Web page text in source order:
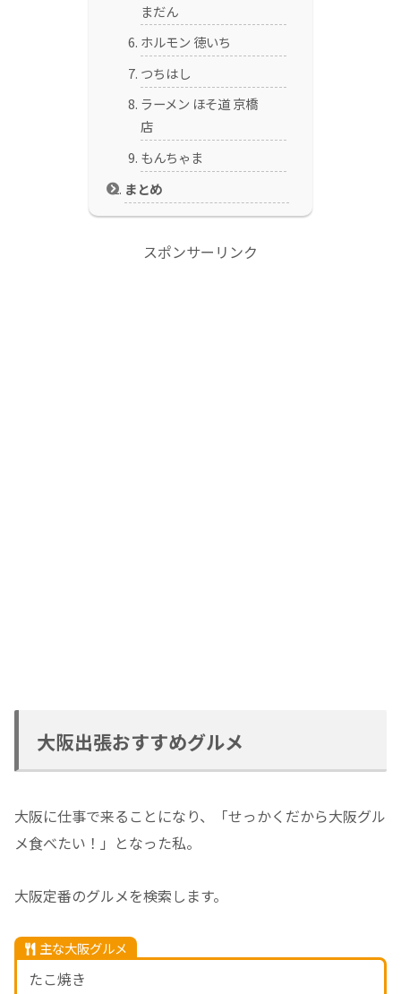
まだん
ホルモン 徳いち
つちはし
ラーメン ほそ道 京橋
店
もんちゃま
まとめ
スポンサーリンク
大阪出張おすすめグルメ
大阪に仕事で来ることになり、「せっかくだから大阪グル
メ食べたい！」となった私。
大阪定番のグルメを検索します。
主な大阪グルメ
たこ焼き